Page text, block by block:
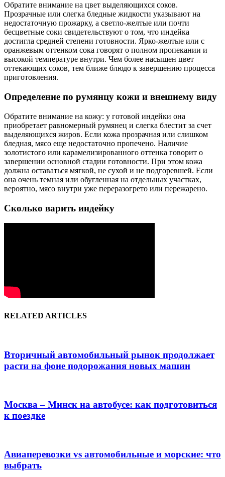
Обратите внимание на цвет выделяющихся соков.
Прозрачные или слегка бледные жидкости указывают на
недостаточную прожарку, а светло-желтые или почти
бесцветные соки свидетельствуют о том, что индейка
достигла средней степени готовности. Ярко-желтые или с
оранжевым оттенком сока говорят о полном пропекании и
высокой температуре внутри. Чем более насыщен цвет
оттекающих соков, тем ближе блюдо к завершению процесса
приготовления.
Определение по румянцу кожи и внешнему виду
Обратите внимание на кожу: у готовой индейки она
приобретает равномерный румянец и слегка блестит за счет
выделяющихся жиров. Если кожа прозрачная или слишком
бледная, мясо еще недостаточно пропечено. Наличие
золотистого или карамелизированного оттенка говорит о
завершении основной стадии готовности. При этом кожа
должна оставаться мягкой, не сухой и не подгоревшей. Если
она очень темная или обугленная на отдельных участках,
вероятно, мясо внутри уже переразогрето или пережарено.
Сколько варить индейку
RELATED ARTICLES
Вторичный автомобильный рынок продолжает
расти на фоне подорожания новых машин
Москва – Минск на автобусе: как подготовиться
к поездке
Авиаперевозки vs автомобильные и морские: что
выбрать